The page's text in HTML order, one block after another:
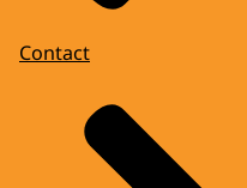
Contact